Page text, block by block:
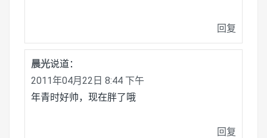
回复
晨光说道：
2011年04月22日 8:44 下午
年青时好帅，现在胖了哦
回复